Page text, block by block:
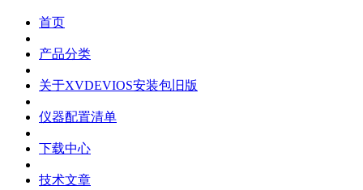
首页
产品分类
关于XVDEVIOS安装包旧版
仪器配置清单
下载中心
技术文章